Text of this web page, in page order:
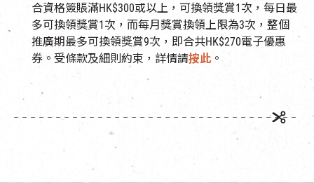
合資格簽賬滿HK$300或以上，可換領獎賞1 次，每日最
多可換領獎賞1 次，而每月獎賞換領上限為3次，整個
推廣期最多可換領獎賞9次，即合共HK$270電子優惠
券。受條款及細則約束，詳情請按此。